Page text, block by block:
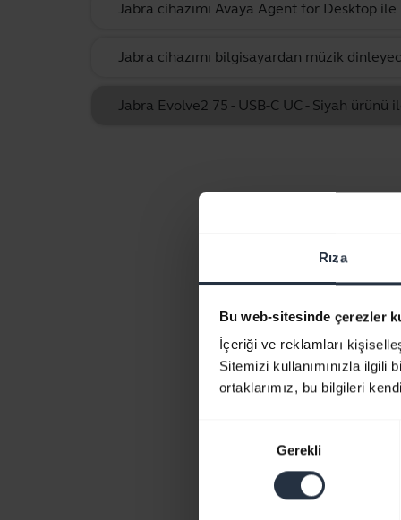
Rıza
Bu web-sitesinde çerezler
İçeriği ve reklamları
Sitemizi kullanımınızla ilgili
ortaklarımız, bu bilgileri
Gerekli
Jabra cihazımı Avaya Agent for Desktop
Jabra cihazımı bilgisayardan müzik
Jabra Evolve2 75 - USB-C UC - Siyah